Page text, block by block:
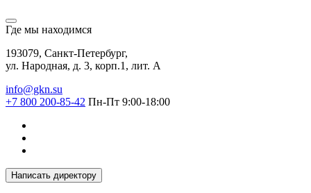
Где мы находимся
193079, Санкт-Петербург,
ул. Народная, д. 3, корп.1, лит. А
info@gkn.su
+7 800 200-85-42 Пн-Пт 9:00-18:00
Написать директору